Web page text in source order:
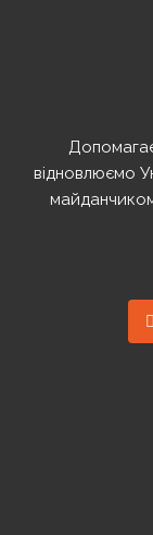
відновлюємо